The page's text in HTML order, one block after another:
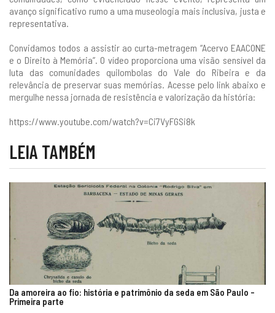
avanço significativo rumo a uma museologia mais inclusiva, justa e
representativa.
Convidamos todos a assistir ao curta-metragem “Acervo EAACONE
e o Direito à Memória”. O vídeo proporciona uma visão sensível da
luta das comunidades quilombolas do Vale do Ribeira e da
relevância de preservar suas memórias. Acesse pelo link abaixo e
mergulhe nessa jornada de resistência e valorização da história:
https://www.youtube.com/watch?v=Ci7VyFGSi8k
LEIA TAMBÉM
Da amoreira ao fio: história e patrimônio da seda em São Paulo –
Primeira parte